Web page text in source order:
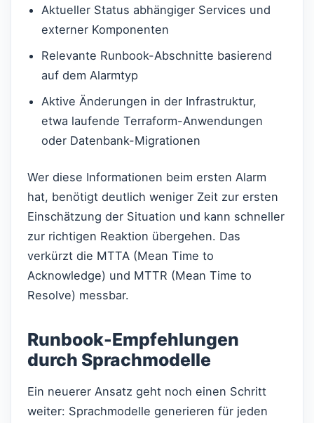
Aktueller Status abhängiger Services und
externer Komponenten
Relevante Runbook-Abschnitte basierend
auf dem Alarmtyp
Aktive Änderungen in der Infrastruktur,
etwa laufende Terraform-Anwendungen
oder Datenbank-Migrationen
Wer diese Informationen beim ersten Alarm
hat, benötigt deutlich weniger Zeit zur ersten
Einschätzung der Situation und kann schneller
zur richtigen Reaktion übergehen. Das
verkürzt die MTTA (Mean Time to
Acknowledge) und MTTR (Mean Time to
Resolve) messbar.
Runbook-Empfehlungen
durch Sprachmodelle
Ein neuerer Ansatz geht noch einen Schritt
weiter: Sprachmodelle generieren für jeden